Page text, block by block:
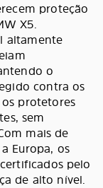
proteção
X5.
altamente
o
contra os
protetores
sem
mais de
Europa, os
pelo
de alto nível.